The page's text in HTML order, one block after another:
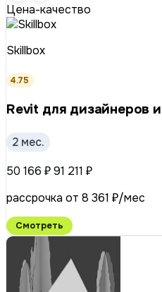
Цена-качество
Skillbox
4.75
Revit для дизайнеров
2 мес.
50 166 ₽91 211 ₽
рассрочка от 8 361 ₽/мес
Смотреть